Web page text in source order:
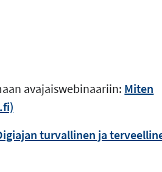
avajaiswebinaariin: Miten
turvallinen ja